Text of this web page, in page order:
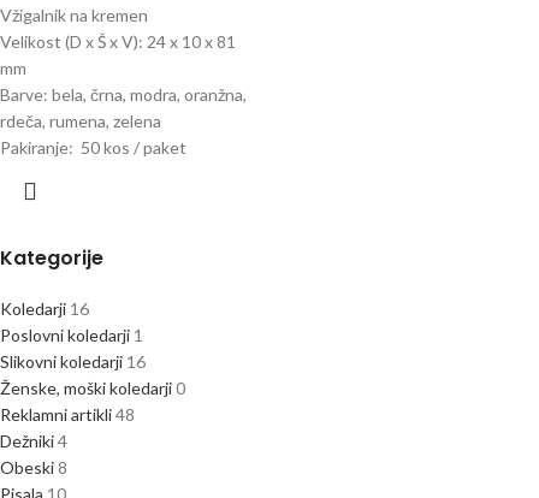
Kategorije
Koledarji 16
Poslovni koledarji 1
Slikovni koledarji 16
Ženske, moški koledarji0
Reklamni artikli48
Dežniki4
Obeski8
Pisala 10
Vžigalnik na kremen
Velikost (D x Š x V): 24 x 10 x 81
mm
Barve: bela, črna, modra, oranžna,
rdeča, rumena, zelena
Pakiranje: 50 kos / paket